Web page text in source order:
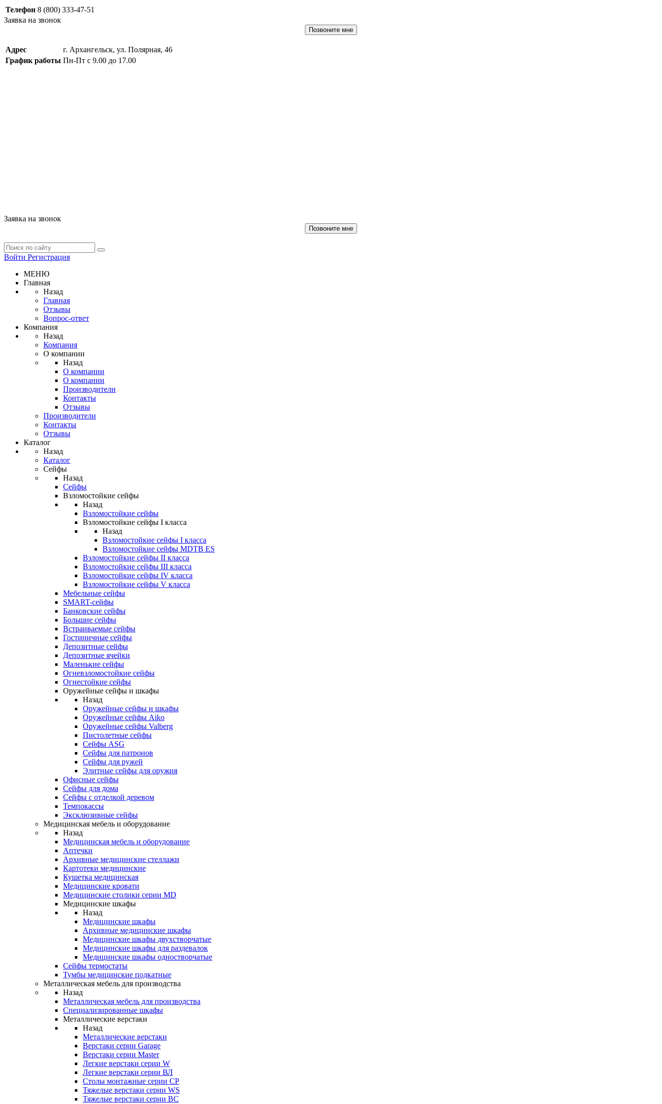
Телефон 8 (800) 333-47-51
Заявка на звонок
Позвоните мне
Адрес
г. Архангельск, ул. Полярная, 46
График работы Пн-Пт с 9.00 до 17.00
Заявка на звонок
Позвоните мне
Войти Регистрация
МЕНЮ
Главная
Назад
Главная
Отзывы
Вопрос-ответ
Компания
Назад
Компания
О компании
Назад
О компании
О компании
Производители
Контакты
Отзывы
Производители
Контакты
Отзывы
Каталог
Назад
Каталог
Сейфы
Назад
Сейфы
Взломостойкие сейфы
Назад
Взломостойкие сейфы
Взломостойкие сейфы I класса
Назад
Взломостойкие сейфы I класса
Взломостойкие сейфы MDTB ES
Взломостойкие сейфы II класса
Взломостойкие сейфы III класса
Взломостойкие сейфы IV класса
Взломостойкие сейфы V класса
Мебельные сейфы
SMART-сейфы
Банковские сейфы
Большие сейфы
Встраиваемые сейфы
Гостиничные сейфы
Депозитные сейфы
Депозитные ячейки
Маленькие сейфы
Огневзломостойкие сейфы
Огнестойкие сейфы
Оружейные сейфы и шкафы
Назад
Оружейные сейфы и шкафы
Оружейные сейфы Aiko
Оружейные сейфы Valberg
Пистолетные сейфы
Сейфы ASG
Сейфы для патронов
Сейфы для ружей
Элитные сейфы для оружия
Офисные сейфы
Сейфы для дома
Сейфы с отделкой деревом
Темпокассы
Эксклюзивные сейфы
Медицинская мебель и оборудование
Назад
Медицинская мебель и оборудование
Аптечки
Архивные медицинские стеллажи
Картотеки медицинские
Кушетка медицинская
Медицинские кровати
Медицинские столики серии MD
Медицинские шкафы
Назад
Медицинские шкафы
Архивные медицинские шкафы
Медицинские шкафы двухстворчатые
Медицинские шкафы для раздевалок
Медицинские шкафы одностворчатые
Сейфы термостаты
Тумбы медицинские подкатные
Металлическая мебель для производства
Назад
Металлическая мебель для производства
Cпециализированные шкафы
Металлические верстаки
Назад
Металлические верстаки
Верстаки серии Garage
Верстаки серии Master
Легкие верстаки серии W
Легкие верстаки серии ВЛ
Столы монтажные серии СР
Тяжелые верстаки серии WS
Тяжелые верстаки серии ВС